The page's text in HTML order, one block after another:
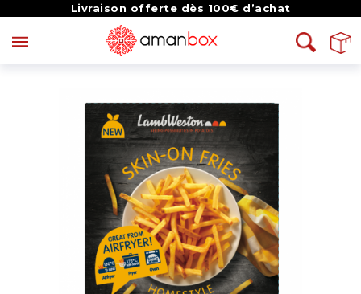
Livraison offerte dès 100€ d’achat